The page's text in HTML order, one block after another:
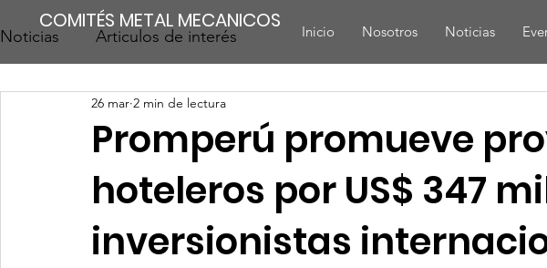
COMITÉS METAL MECANICOS Inicio Nosotros Noticias
Noticias Articulos de interés
Promperú promueve
hoteleros por US$ 347
inversionistas
26 mar 2 min de lectura